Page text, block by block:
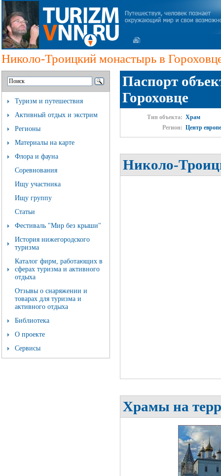
Николо-Троицкий монастырь в
Туризм и путешествия
Активный отдых и экстрим
Регионы
Материалы на карте
Флора и фауна
Соревнования
Ищу участника
Ищу группу
Статьи
Фестиваль "Мир без крыши"
История нижегородского
туризма
Каталог фирм, работающих в
сферах туризма и активного
отдыха
Отзывы о снаряжении и
товарах для туризма и
активного отдыха
Библиотека
О проекте
Сервисы
Паспорт
Гороховце
Тип объекта: Храм
Регион: Центр
Николо-
Храмы на